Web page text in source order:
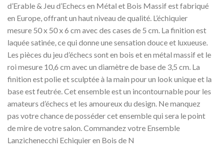
d’Erable & Jeu d’Echecs en Métal et Bois Massif est fabriqué
en Europe, offrant un haut niveau de qualité. L’échiquier
mesure 50 x 50 x 6 cm avec des cases de 5 cm. La finition est
laquée satinée, ce qui donne une sensation douce et luxueuse.
Les pièces du jeu d’échecs sont en bois et en métal massif et le
roi mesure 10,6 cm avec un diamètre de base de 3,5 cm. La
finition est polie et sculptée à la main pour un look unique et la
base est feutrée. Cet ensemble est un incontournable pour les
amateurs d’échecs et les amoureux du design. Ne manquez
pas votre chance de posséder cet ensemble qui sera le point
de mire de votre salon. Commandez votre Ensemble
Lanzichenecchi Echiquier en Bois de N